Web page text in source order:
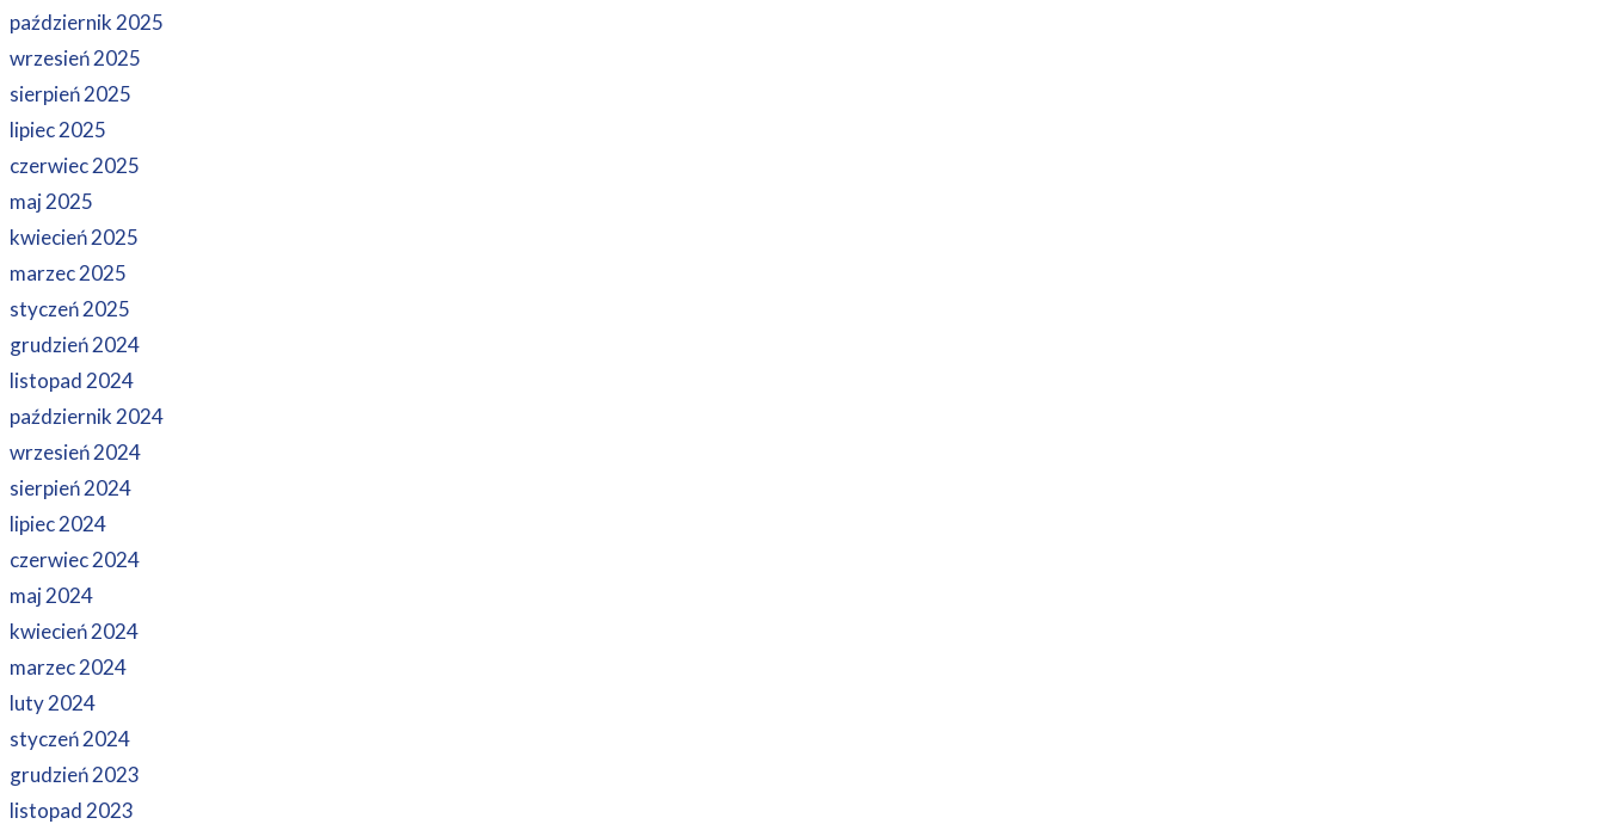
październik 2025
wrzesień 2025
sierpień 2025
lipiec 2025
czerwiec 2025
maj 2025
kwiecień 2025
marzec 2025
styczeń 2025
grudzień 2024
listopad 2024
październik 2024
wrzesień 2024
sierpień 2024
lipiec 2024
czerwiec 2024
maj 2024
kwiecień 2024
marzec 2024
luty 2024
styczeń 2024
grudzień 2023
listopad 2023